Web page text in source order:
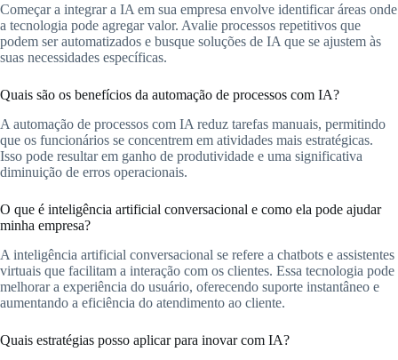
Começar a integrar a IA em sua empresa envolve identificar áreas onde
a tecnologia pode agregar valor. Avalie processos repetitivos que
podem ser automatizados e busque soluções de IA que se ajustem às
suas necessidades específicas.
Quais são os benefícios da automação de processos com IA?
A automação de processos com IA reduz tarefas manuais, permitindo
que os funcionários se concentrem em atividades mais estratégicas.
Isso pode resultar em ganho de produtividade e uma significativa
diminuição de erros operacionais.
O que é inteligência artificial conversacional e como ela pode ajudar
minha empresa?
A inteligência artificial conversacional se refere a chatbots e assistentes
virtuais que facilitam a interação com os clientes. Essa tecnologia pode
melhorar a experiência do usuário, oferecendo suporte instantâneo e
aumentando a eficiência do atendimento ao cliente.
Quais estratégias posso aplicar para inovar com IA?